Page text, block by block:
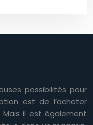
possibilités pour
est de l’acheter
il est également